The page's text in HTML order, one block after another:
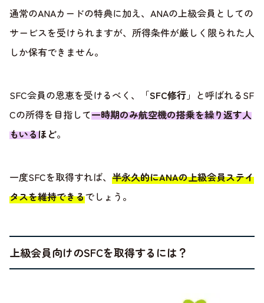
通常のANAカードの特典に加え、ANAの上級会員としての
サービスを受けられますが、所得条件が厳しく限られた人
しか保有できません。
SFC会員の恩恵を受けるべく、「SFC修行 」と呼ばれるSF
Cの所得を目指して一時期のみ航空機の搭乗を繰り返す人
もいるほど。
一度SFCを取得すれば、 半永久的にANAの上級会員ステイ
タスを維持できるでしょう。
上級会員向けのSFCを取得するには？